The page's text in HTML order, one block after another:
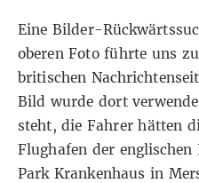
EineBilder-
oberen Foto führte uns
britischen
Bild wurde dort
steht, die Fahrer hätten
Flughafen der
Park Krankenhaus in